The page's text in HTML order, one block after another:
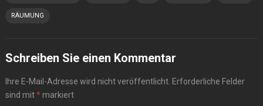
RÄUMUNG
Schreiben Sie einen Kommentar
Ihre E-Mail-Adresse wird nicht veröffentlicht. Erforderliche Felder
sind mit*markiert